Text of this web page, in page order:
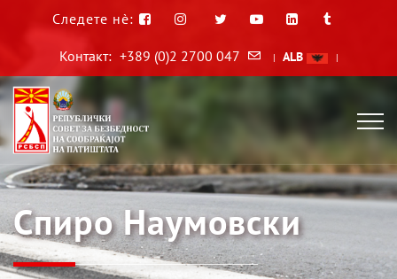
Следете нè:
Контакт: +389 (0)2 2700 047 | ALB |
Спиро Наумовски